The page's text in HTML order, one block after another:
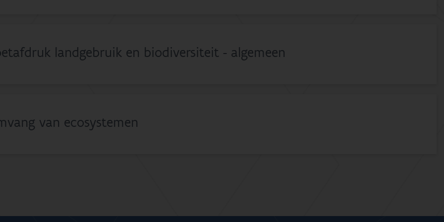
landgebruik en biodiversiteit - algemeen
van ecosystemen